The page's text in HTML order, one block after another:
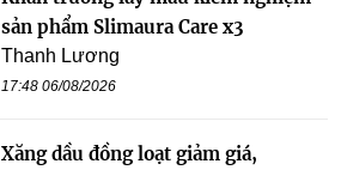
sản phẩm Slimaura Care x3
Thanh Lương
17:48 06/08/2026
Xăng dầu đồng loạt giảm giá,